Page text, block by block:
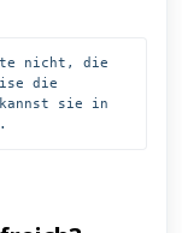
nicht, die
die
sie in